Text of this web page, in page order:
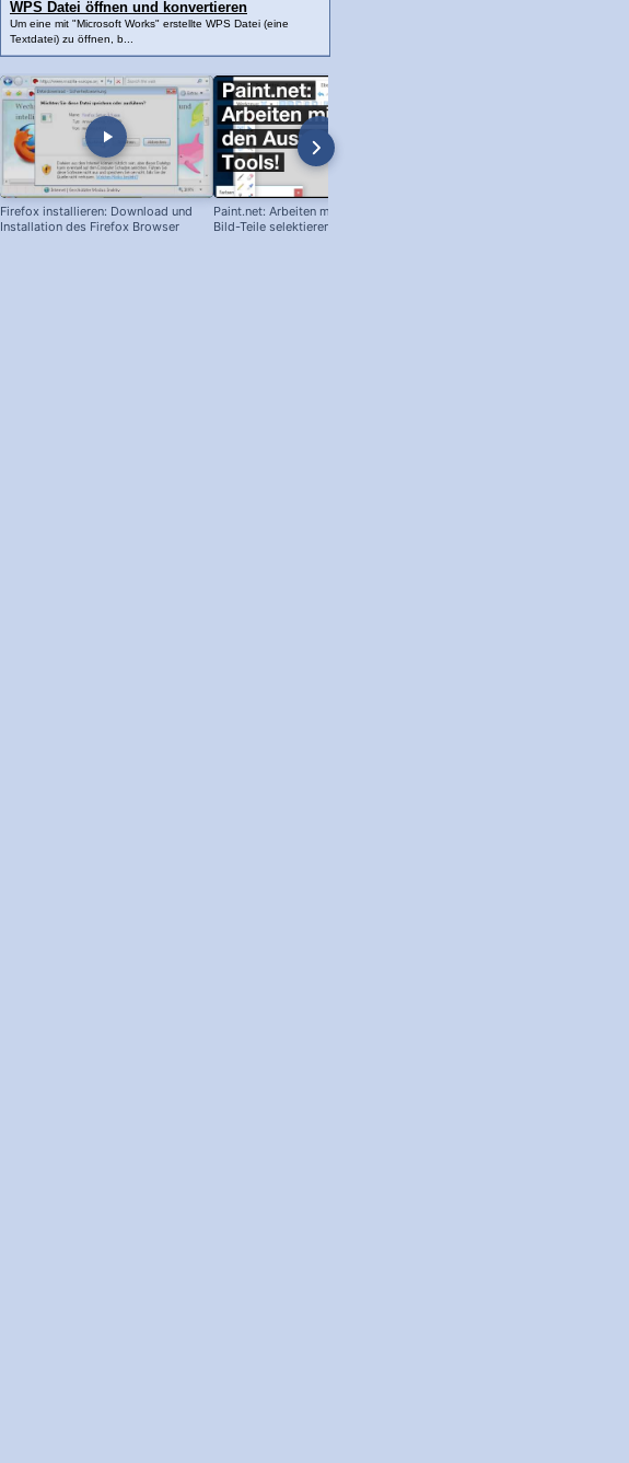
WPS Datei öffnen und konvertieren
Um eine mit "Microsoft Works" erstellte WPS Datei (eine
Textdatei) zu öffnen, b...
Firefox installieren: Download und
Installation des Firefox Browser
Paint.net: Arbeiten mit der Auswahl –
Bild-Teile selektieren!